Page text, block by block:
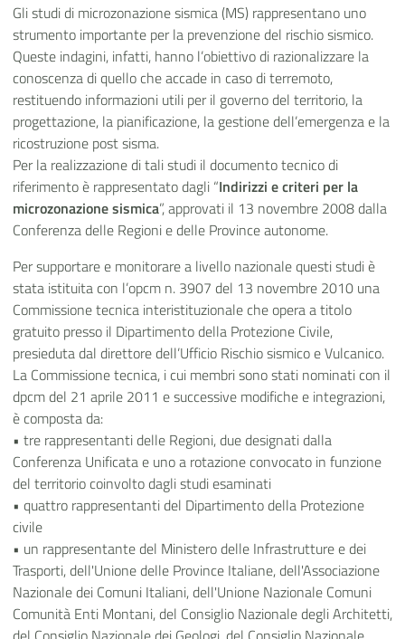
Gli studi di microzonazione sismica (MS) rappresentano uno
strumento importante per la prevenzione del rischio sismico.
Queste indagini, infatti, hanno l’obiettivo di razionalizzare la
conoscenza di quello che accade in caso di terremoto,
restituendo informazioni utili per il governo del territorio, la
progettazione, la pianificazione, la gestione dell’emergenza e la
ricostruzione post sisma.
Per la realizzazione di tali studi il documento tecnico di
riferimento è rappresentato dagli “Indirizzi e criteri per la
microzonazionesismica”, approvati il 13 novembre 2008 dalla
Conferenza delle Regioni e delle Province autonome.
Per supportare e monitorare a livello nazionale questi studi è
stata istituita con l’opcm n. 3907 del 13 novembre 2010 una
Commissione tecnica interistituzionale che opera a titolo
gratuito presso il Dipartimento della Protezione Civile,
presieduta dal direttore dell’Ufficio Rischio sismico e Vulcanico.
La Commissione tecnica, i cui membri sono stati nominati con il
dpcm del 21 aprile 2011 e successive modifiche e integrazioni,
è composta da:
• tre rappresentanti delle Regioni, due designati dalla
Conferenza Unificata e uno a rotazione convocato in funzione
del territorio coinvolto dagli studi esaminati
• quattro rappresentanti del Dipartimento della Protezione
civile
• un rappresentante del Ministero delle Infrastrutture e dei
Trasporti, dell'Unione delle Province Italiane, dell'Associazione
Nazionale dei Comuni Italiani, dell'Unione Nazionale Comuni
Comunità Enti Montani, del Consiglio Nazionale degli Architetti,